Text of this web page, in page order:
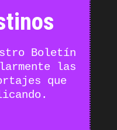
Boletín
las
que